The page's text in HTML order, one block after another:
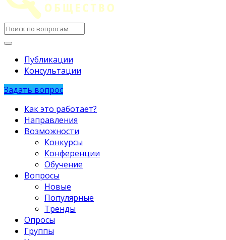
Городское
научное
общество
учащихся
Navigation
Публикации
Консультации
Mobile
menu
Close
Задать вопрос
Как это работает?
Направления
Возможности
Конкурсы
Конференции
Обучение
Вопросы
Новые
Популярные
Тренды
Опросы
Группы